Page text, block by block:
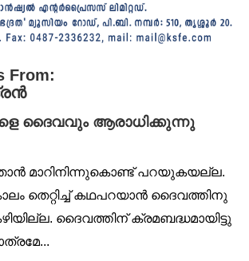
From:
ദൈവവും ആരാധിക്കുന്നു
മാറിനിന്നുകൊണ്ട് പറയുകയല്ല.
തെറ്റിച്ച് കഥപറയാൻ ദൈവത്തിനു
ദൈവത്തിന് ക്രമബദ്ധമായിട്ടു